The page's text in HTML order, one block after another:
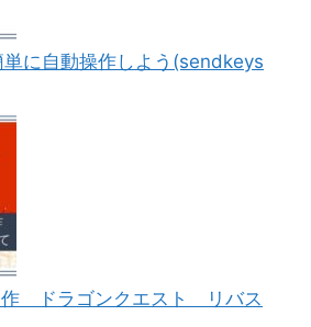
単に自動操作しよう(sendkeys
作 ドラゴンクエスト リバス